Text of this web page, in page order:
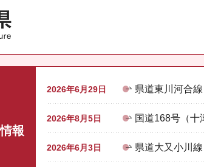
報
2026年6月29日 県道東川河合
2026年8月5日 国道168号（十
2026年6月3日 県道大又小川